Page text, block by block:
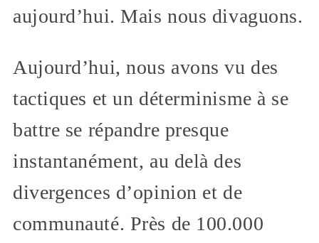
aujourd’hui. Mais nous divaguons.
Aujourd’hui, nous avons vu des
tactiques et un déterminisme à se
battre se répandre presque
instantanément, au delà des
divergences d’opinion et de
communauté. Près de 100.000